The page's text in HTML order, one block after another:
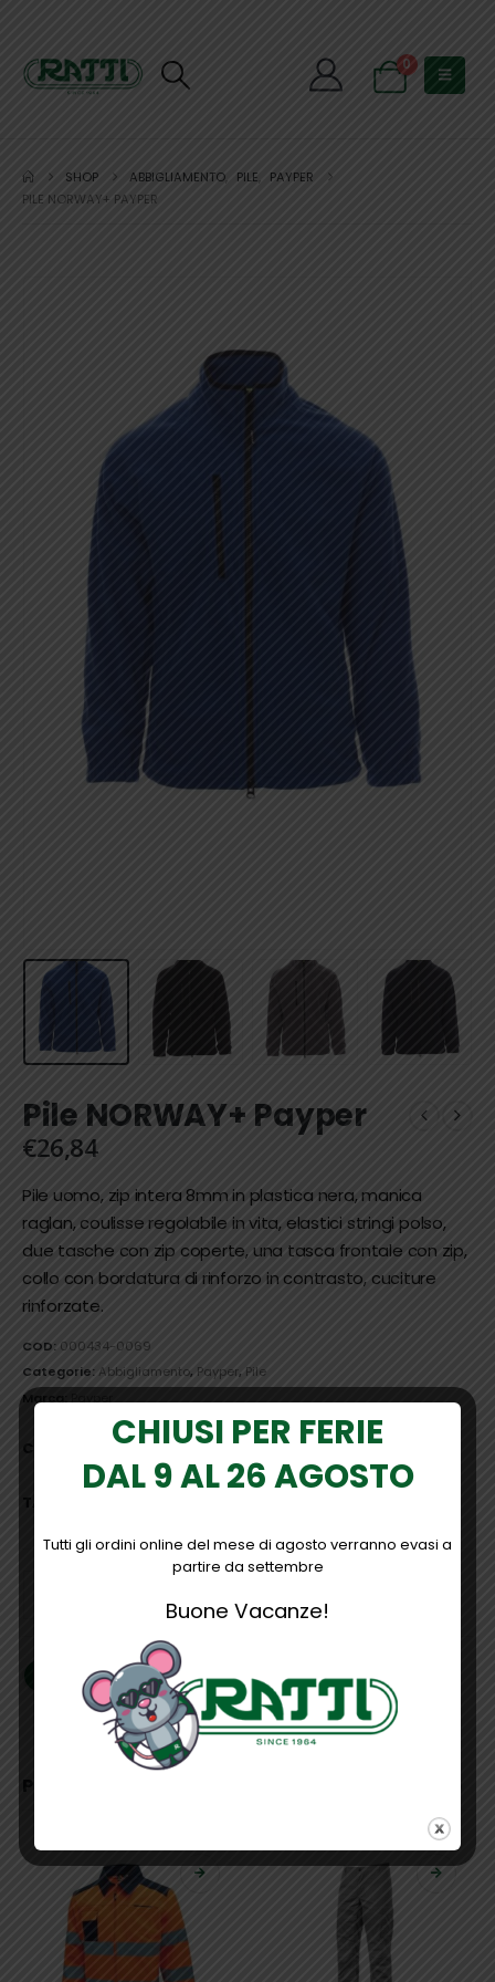
0
SHOP ABBIGLIAMENTO PILE
PAYPER
PILE NORWAY+ PAYPER
Pile NORWAY+ Payper
€26,84
Pile uomo, zip intera 8mm in plastica nera, manica
raglan, coulisse regolabile in vita, elastici stringi polso,
due tasche con zip coperte, una tasca frontale con zip,
collo con bordatura di rinforzo in contrasto, cuciture
rinforzate.
COD: 000434-0069
Categorie:Abbigliamento, Payper, Pile
Marca:
CHIUSI PER FERIE
DAL 9 AL 26 AGOSTO
Tutti gli ordini online del mese di agosto verranno evasi a
partire da settembre
Buone Vacanze!